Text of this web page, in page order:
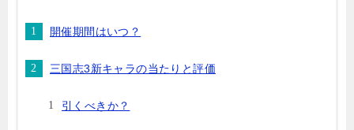
開催期間はいつ？
三国志3新キャラの当たりと評価
引くべきか？